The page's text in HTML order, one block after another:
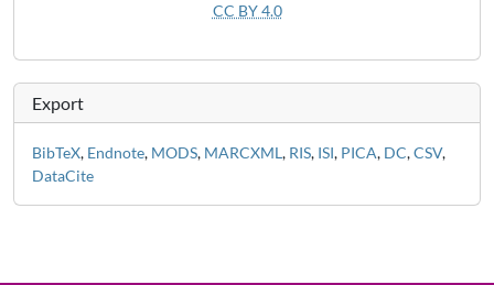
CC BY 4.0
Export
BibTeX, Endnote, MODS, MARCXML, RIS, ISI, PICA, DC,CSV,
DataCite